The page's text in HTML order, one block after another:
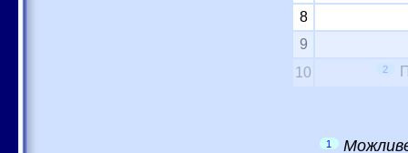
8
9
10
2
1